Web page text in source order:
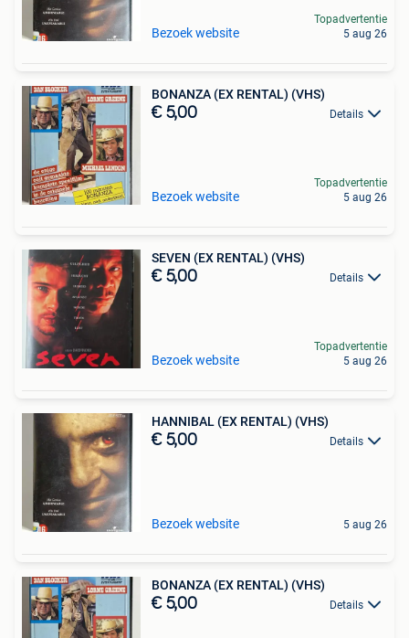
Bezoek website
Topadvertentie
5 aug 26
BONANZA (EX RENTAL) (VHS)
€ 5,00 Details
Bezoek website
Topadvertentie
5 aug 26
SEVEN (EX RENTAL) (VHS)
€ 5,00 Details
Bezoek website
Topadvertentie
5 aug 26
HANNIBAL (EX RENTAL) (VHS)
€ 5,00 Details
Bezoek website 5 aug 26
BONANZA (EX RENTAL) (VHS)
€ 5,00 Details